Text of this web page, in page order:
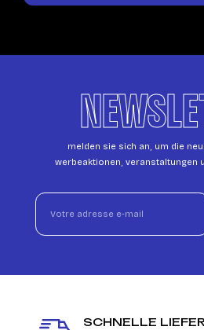
melden sie sich an, um die
werbeaktionen, veranstaltungen
SCHNELLE